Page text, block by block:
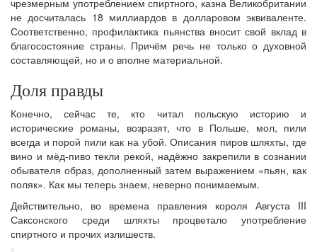
не досчиталась 18 миллиардов в долларовом эквиваленте.
Соответственно, профилактика пьянства вносит свой вклад в
благосостояние страны. Причём речь не только о духовной
составляющей, но и о вполне материальной.
Доля правды
Конечно, сейчас те, кто читал польскую историю и
исторические романы, возразят, что в Польше, мол, пили
всегда и порой пили как на убой. Описания пиров шляхты, где
вино и мёд-пиво текли рекой, надёжно закрепили в сознании
обывателя образ, дополненный затем выражением «пьян, как
поляк». Как мы теперь знаем, неверно понимаемым.
Действительно, во времена правления короля Августа III
Саксонского среди шляхты процветало употребление
спиртного и прочих излишеств.